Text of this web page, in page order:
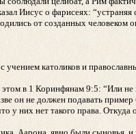
Иисус о фарисеях:
от созданных
католиков и
в 1 Коринфянам 9:5: “Или
он не должен подавать
у них нет такого права.